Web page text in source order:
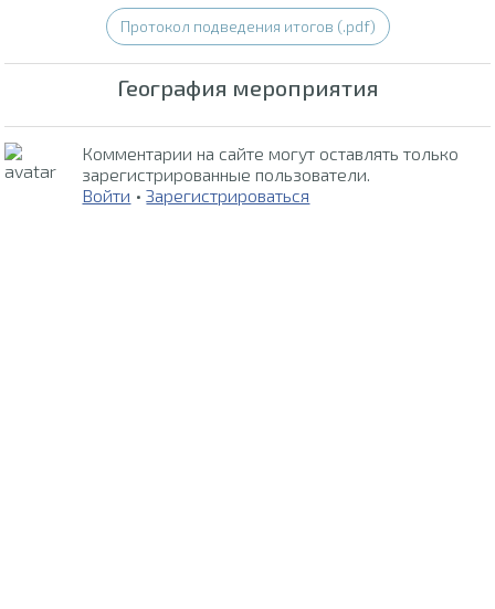
Протокол подведения итогов (.pdf)
География мероприятия
Комментарии на сайте могут оставлять только
зарегистрированные пользователи.
Войти •Зарегистрироваться